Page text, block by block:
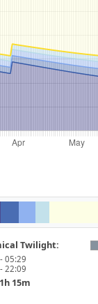
Twilight:
05:29
22:09
15m